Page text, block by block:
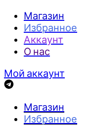
Магазин
Избранное
Аккаунт
О нас
Мой аккаунт
Магазин
Избранное